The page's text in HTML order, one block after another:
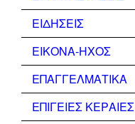
ΕΙΔΗΣΕΙΣ
ΕΙΚΟΝΑ-ΗΧΟΣ
ΕΠΑΓΓΕΛΜΑΤΙΚΑ
ΕΠΙΓΕΙΕΣ ΚΕΡΑΙΕΣ